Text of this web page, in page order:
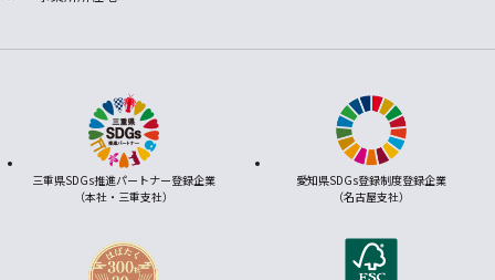
三重県SDGs推進パートナー登録企業
（本社・三重支社）
愛知県SDGs登録制度登録企業
（名古屋支社）